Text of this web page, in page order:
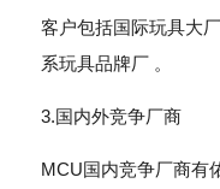
客户包括国际玩具大
系玩具品牌厂 。
3.国内外竞争厂商
MCU国内竞争厂商有